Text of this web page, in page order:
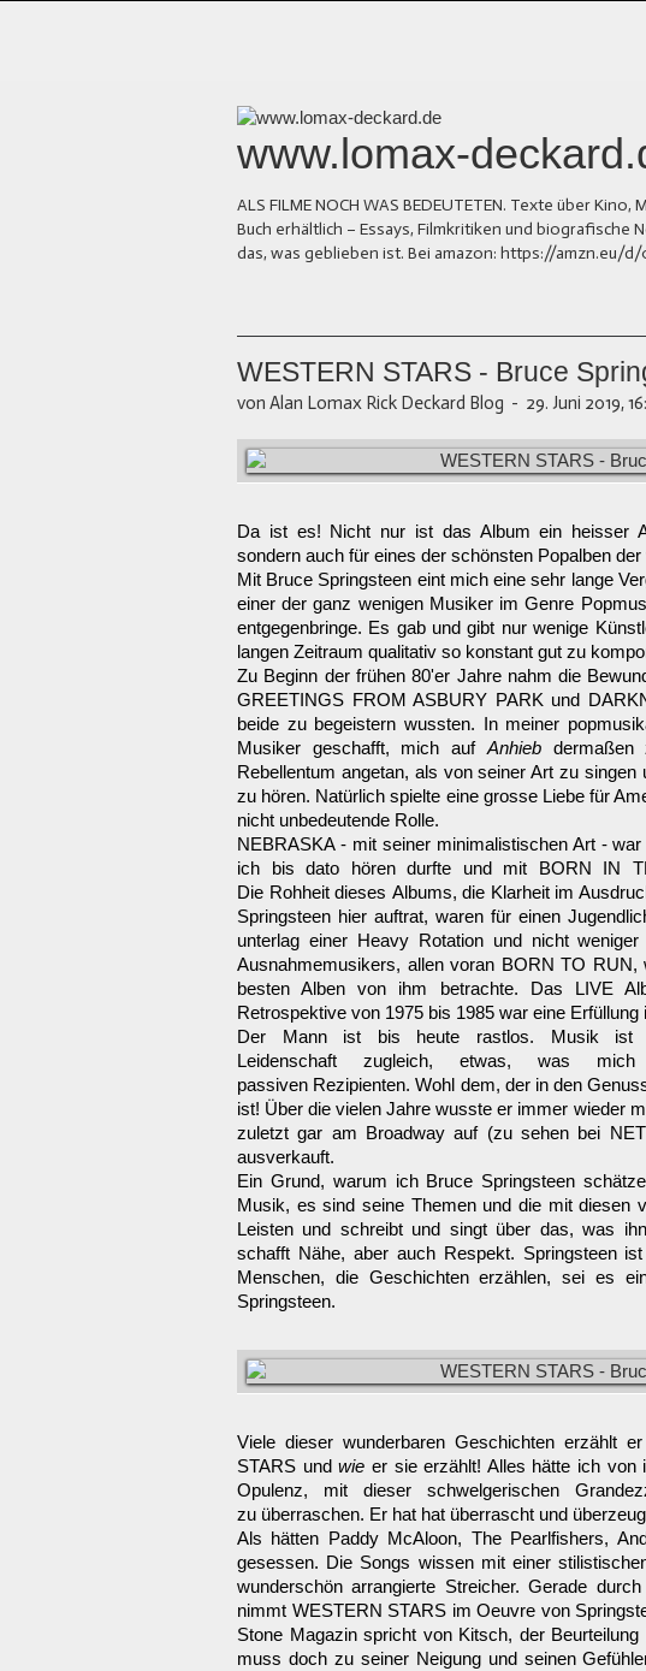
www.lomax-
ALS FILME NOCH WAS BEDEUTETEN. Texte über
Buch erhältlich – Essays, Filmkritiken und biografische
das, was geblieben ist. Bei amazon: https://amzn.eu/d/
WESTERN STARS - Bruce
von Alan Lomax Rick Deckard Blog - 29. Juni 2019,
Da ist es! Nicht nur ist das Album ein heisser
sondern auch für eines der schönsten Popalben
Mit Bruce Springsteen eint mich eine sehr lange
einer der ganz wenigen Musiker im Genre
entgegenbringe. Es gab und gibt nurwenige
langen Zeitraum qualitativ so konstant gut zu
Zu Beginn der frühen 80'er Jahre nahm die
GREETINGS FROM ASBURY PARK und
beide zu begeistern wussten. In meiner
Musiker geschafft, mich auf Anhiebdermaßen
Rebellentum angetan, als von seiner Art zu
zu hören. Natürlich spielte eine grosse Liebe für
nicht unbedeutende Rolle.
NEBRASKA - mit seiner minimalistischen Art -
ich bis dato hören durfte und mit BORN IN
Die Rohheit dieses Albums, die Klarheit im
Springsteen hier auftrat, waren für einen
unterlag einer Heavy Rotation und nicht
Ausnahmemusikers, allen voran BORN TO
besten Alben von ihm betrachte. Das LIVE
Retrospektive von 1975 bis 1985 war eine Erfüllung
Der Mann ist bis heute rastlos. Musik ist
Leidenschaft zugleich, etwas, was
passiven Rezipienten. Wohl dem, der in den
ist! Über die vielen Jahre wusste er immer wieder
zuletzt gar am Broadway auf (zu sehen bei
ausverkauft.
Ein Grund, warum ich Bruce Springsteen
Musik, es sind seine Themen und die mit diesen
Leisten und schreibt und singt über das, was
schafft Nähe, aber auch Respekt. Springsteen
Menschen, die Geschichten erzählen, sei es
Springsteen.
Viele dieser wunderbaren Geschichten erzählt
STARS undwie er sie erzählt! Alles hätte ich von
Opulenz, mit dieser schwelgerischen
zu überraschen. Er hat hat überrascht und
Als hätten Paddy McAloon, The Pearlfishers,
gesessen. Die Songs wissen mit einer
wunderschön arrangierte Streicher. Gerade
nimmt WESTERN STARS im Oeuvre von
Stone Magazin spricht von Kitsch, der
muss doch zu seiner Neigung und seinen